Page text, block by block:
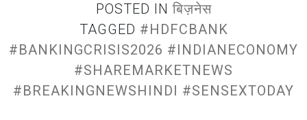
POSTED INबिज़नेस
TAGGED #HDFCBANK
#BANKINGCRISIS2026 #INDIANECONOMY
#SHAREMARKETNEWS
#BREAKINGNEWSHINDI #SENSEXTODAY